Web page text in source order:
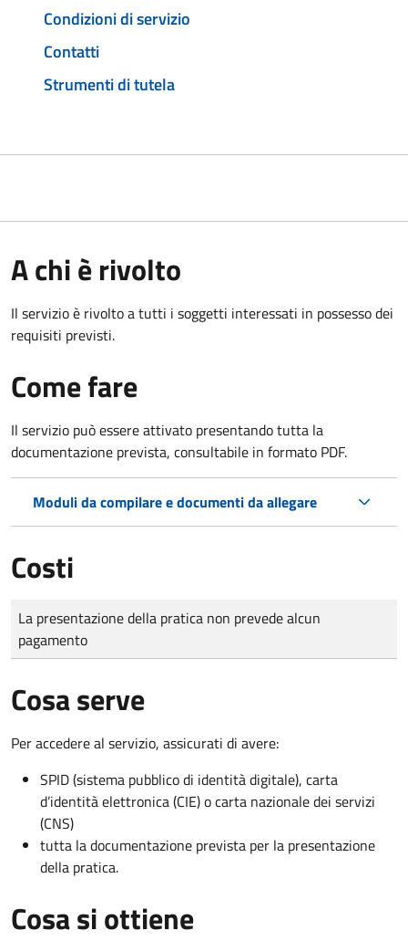
Condizioni di servizio
Contatti
Strumenti di tutela
A chi è rivolto
Il servizio è rivolto a tutti i soggetti interessati in possesso dei
requisiti previsti.
Come fare
Il servizio può essere attivato presentando tutta la
documentazione prevista, consultabile in formato PDF.
Moduli da compilare e documenti da allegare
Costi
Tipo di pagamento
Importo
La presentazione della pratica non prevede alcun
pagamento
Cosa serve
Per accedere al servizio, assicurati di avere:
SPID (sistema pubblico di identità digitale), carta
d’identità elettronica (CIE) o carta nazionale dei servizi
(CNS)
tutta la documentazione prevista per la presentazione
della pratica.
Cosa si ottiene